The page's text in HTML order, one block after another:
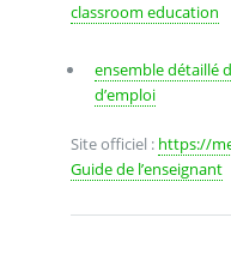
classroom education
ensemble détaillé
d’emploi
Site officiel : https://
Guide de l’enseignant